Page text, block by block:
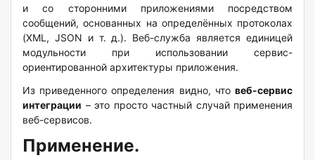
и со сторонними приложениями посредством
сообщений, основанных на определённых протоколах
(XML, JSON и т. д.). Веб-служба является единицей
модульности при использовании сервис-
ориентированной архитектуры приложения.
Из приведенного определения видно, что веб-сервис
интеграции – это просто частный случай применения
веб-сервисов.
Применение.